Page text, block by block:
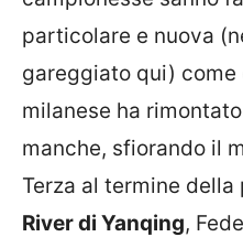
particolare e nuova
gareggiato qui) come
milanese ha
manche, sfiorando il
Terza al termine della
River di Yanqing,